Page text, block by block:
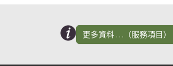
更多資料 …（服務項目）